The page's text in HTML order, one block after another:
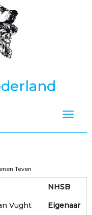
Teven
NHSB
Vught Eigenaar